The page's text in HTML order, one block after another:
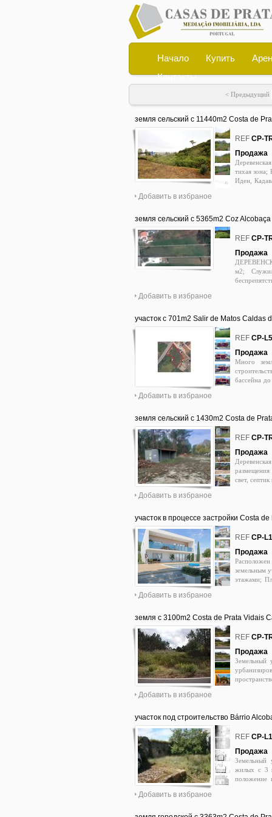
Начало Купить
Контакты
< Предыдущий
земля сельский c 11440m2 Costa de
0
REF CP-
Продажа
тихая зона;
Иден,
Добавить в избраное
земля сельский c 5365m2 Coz Alcobaça
0
REF CP-
Продажа
м2;
ширину;
Добавить в избраное
участок c 701m2 Salir de Matos Caldas
0
REF CP-
Продажа
Много
бассейна
Луисом
Добавить в избраное
земля сельский c 1430m2 Costa de
возможность строительства,
0
REF CP-
Продажа
размещения
свет,
Добавить в избраное
участок в процессе застройки Costa
0
REF CP-
Продажа
земельным
этажами;
Лиссабона ;
Добавить в избраное
земля c 3100m2 Costa de Prata Vidais
строительства
0
REF CP-
Продажа
Земельный
от
Добавить в избраное
участок под строительство Bárrio
0
REF CP-
Продажа
Земельный
жилых с 3
положение
около
Добавить в избраное